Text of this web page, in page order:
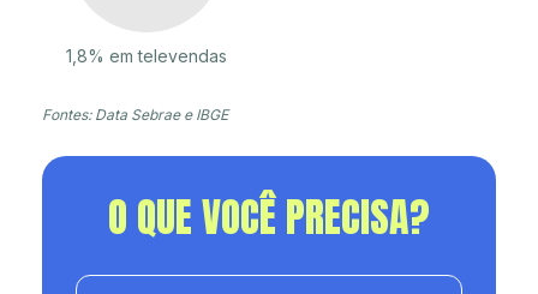
1,8% em televendas
Fontes: Data Sebrae e IBGE
O QUE VOCÊ PRECISA?